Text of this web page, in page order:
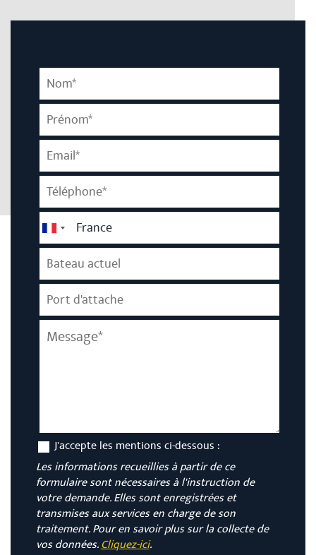
J'accepte les mentions ci-dessous :
Les informations recueillies à partir de ce
formulaire sont nécessaires à l'instruction de
votre demande. Elles sont enregistrées et
transmises aux services en charge de son
traitement. Pour en savoir plus sur la collecte de
vos données.Cliquez-ici.